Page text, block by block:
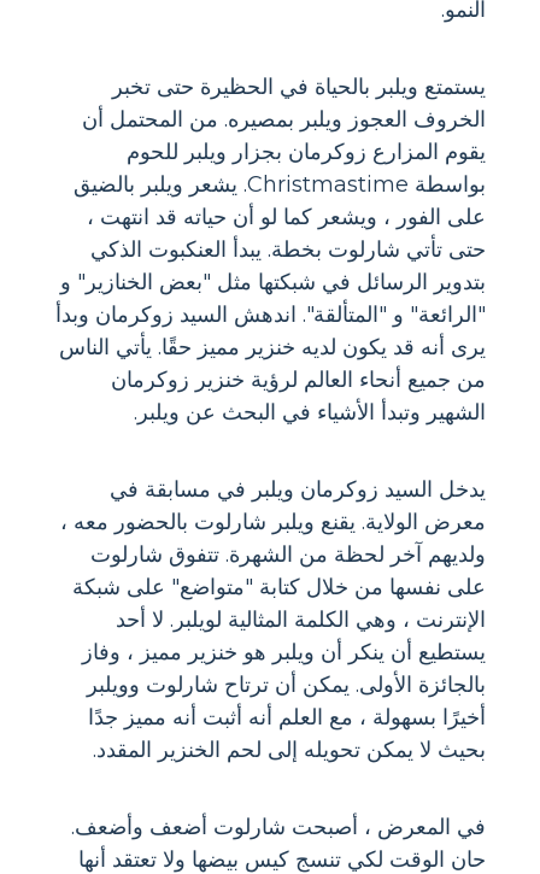
النمو.
يستمتع ويلبر بالحياة في الحظيرة حتى تخبر
الخروف العجوز ويلبر بمصيره. من المحتمل أن
يقوم المزارع زوكرمان بجزار ويلبر للحوم
بواسطة Christmastime. يشعر ويلبر بالضيق
على الفور ، ويشعر كما لو أن حياته قد انتهت ،
حتى تأتي شارلوت بخطة. يبدأ العنكبوت الذكي
بتدوير الرسائل في شبكتها مثل "بعض الخنازير" و
"الرائعة" و "المتألقة". اندهش السيد زوكرمان وبدأ
يرى أنه قد يكون لديه خنزير مميز حقًا. يأتي الناس
من جميع أنحاء العالم لرؤية خنزير زوكرمان
الشهير وتبدأ الأشياء في البحث عن ويلبر.
يدخل السيد زوكرمان ويلبر في مسابقة في
معرض الولاية. يقنع ويلبر شارلوت بالحضور معه ،
ولديهم آخر لحظة من الشهرة. تتفوق شارلوت
على نفسها من خلال كتابة "متواضع" على شبكة
الإنترنت ، وهي الكلمة المثالية لويلبر. لا أحد
يستطيع أن ينكر أن ويلبر هو خنزير مميز ، وفاز
بالجائزة الأولى. يمكن أن ترتاح شارلوت وويلبر
أخيرًا بسهولة ، مع العلم أنه أثبت أنه مميز جدًا
بحيث لا يمكن تحويله إلى لحم الخنزير المقدد.
في المعرض ، أصبحت شارلوت أضعف وأضعف.
حان الوقت لكي تنسج كيس بيضها ولا تعتقد أنها